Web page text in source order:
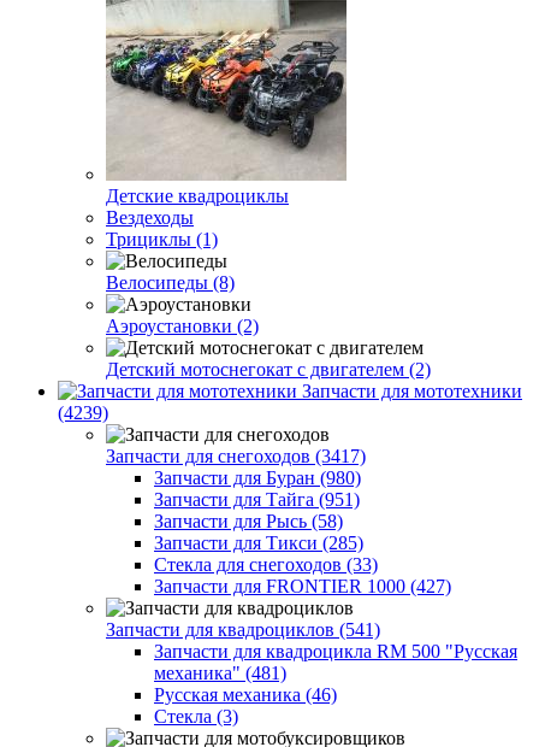
Детские квадроциклы
Вездеходы
Трициклы (1)
Велосипеды (8)
Аэроустановки (2)
Детский мотоснегокат с двигателем (2)
Запчасти для мототехники
(4239)
Запчасти для снегоходов (3417)
Запчасти для Буран (980)
Запчасти для Тайга (951)
Запчасти для Рысь (58)
Запчасти для Тикси (285)
Стекла для снегоходов (33)
Запчасти для FRONTIER 1000 (427)
Запчасти для квадроциклов (541)
Запчасти для квадроцикла RM 500 "Русская
механика" (481)
Русская механика (46)
Стекла (3)